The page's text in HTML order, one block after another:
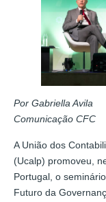
Por Gabriella Avila
Comunicação CFC
A União dos
(Ucalp) promoveu,
Portugal, o
Futuro da